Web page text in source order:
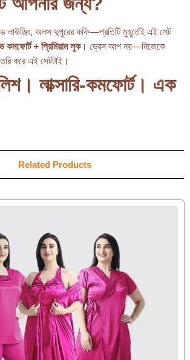
লাউঞ্জিং, অলস দুপুরের কফি—প্রতিটি মুহূর্তেই এই সেট
কমফোর্ট + প্রিমিয়াম লুক। ড্রেস আপ নয়—নিজেকে
করে এই সেটটাই।
লাক্সারি-কমফোর্ট। এক
Related Products